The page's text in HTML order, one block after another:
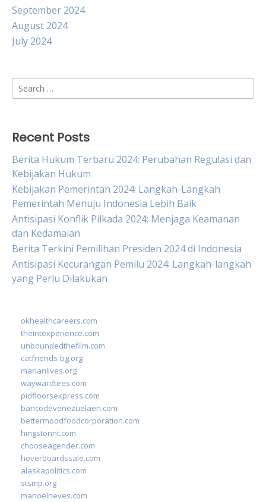
September 2024
August 2024
July 2024
Search
for:
Recent Posts
Berita Hukum Terbaru 2024: Perubahan Regulasi dan
Kebijakan Hukum
Kebijakan Pemerintah 2024: Langkah-Langkah
Pemerintah Menuju Indonesia Lebih Baik
Antisipasi Konflik Pilkada 2024: Menjaga Keamanan
dan Kedamaian
Berita Terkini Pemilihan Presiden 2024 di Indonesia
Antisipasi Kecurangan Pemilu 2024: Langkah-langkah
yang Perlu Dilakukan
okhealthcareers.com
theintexperience.com
unboundedthefilm.com
catfriends-bg.org
marianlives.org
waywardtees.com
pidfloorsexpress.com
bancodevenezuelaen.com
bettermoodfoodcorporation.com
hingstonnt.com
chooseagender.com
hoverboardssale.com
alaskapolitics.com
stsmp.org
manoelneves.com